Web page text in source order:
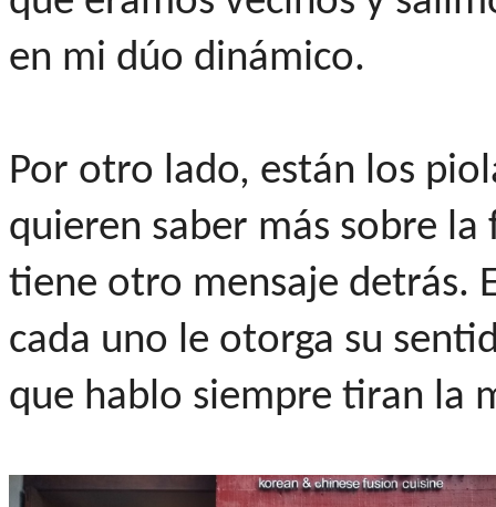
en mi dúo dinámico.
Por otro lado, están los
quieren saber más sobre
tiene otro mensaje detrás.
cada uno le otorga su
que hablo siempre tiran la